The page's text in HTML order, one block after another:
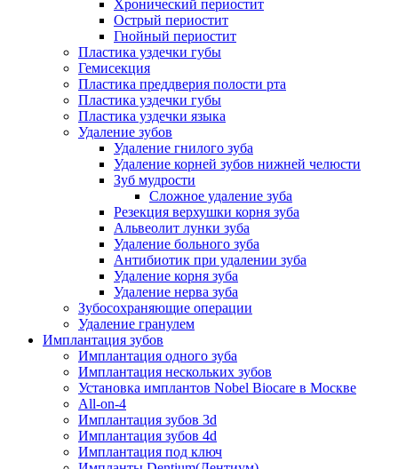
Хронический периостит
Острый периостит
Гнойный периостит
Пластика уздечки губы
Гемисекция
Пластика преддверия полости рта
Пластика уздечки губы
Пластика уздечки языка
Удаление зубов
Удаление гнилого зуба
Удаление корней зубов нижней челюсти
Зуб мудрости
Сложное удаление зуба
Резекция верхушки корня зуба
Альвеолит лунки зуба
Удаление больного зуба
Антибиотик при удалении зуба
Удаление корня зуба
Удаление нерва зуба
Зубосохраняющие операции
Удаление гранулем
Имплантация зубов
Имплантация одного зуба
Имплантация нескольких зубов
Установка имплантов Nobel Biocare в Москве
All-on-4
Имплантация зубов 3d
Имплантация зубов 4d
Имплантация под ключ